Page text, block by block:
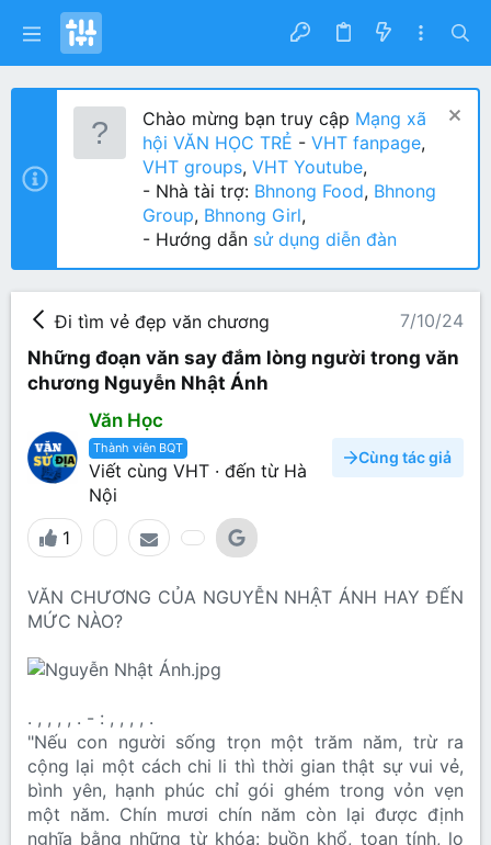
Chào mừng bạn truy cập Mạng xã
hội VĂN HỌC TRẺ - VHT fanpage,
VHT groups, VHT Youtube,
- Nhà tài trợ: Bhnong Food, Bhnong
Group, Bhnong Girl,
- Hướng dẫn sử dụng diễn đàn
Đi tìm vẻ đẹp văn chương
7/10/24
Những đoạn văn say đắm lòng người trong văn
chương Nguyễn Nhật Ánh
Văn Học
Thành viên BQT
Viết cùng VHT · đến từ Hà
Nội
Cùng tác giả
1
VĂN CHƯƠNG CỦA NGUYỄN NHẬT ÁNH HAY ĐẾN
MỨC NÀO?
. , , , , . - : , , , , .
"Nếu con người sống trọn một trăm năm, trừ ra
cộng lại một cách chi li thì thời gian thật sự vui vẻ,
bình yên, hạnh phúc chỉ gói ghém trong vỏn vẹn
một năm. Chín mươi chín năm còn lại được định
nghĩa bằng những từ khóa: buồn khổ, toan tính, lo